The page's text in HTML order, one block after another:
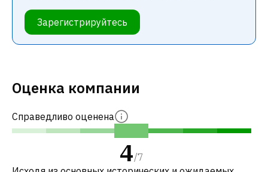
Зарегистрируйтесь
Оценка компании
Справедливо оценена
4/7